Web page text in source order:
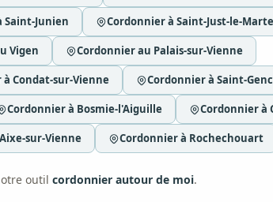
Saint-Junien Cordonnier à Saint-Just-le-
Vigen Cordonnier au Palais-sur-Vienne
Condat-sur-Vienne Cordonnier à Saint-
Cordonnier à Bosmie-l'Aiguille Cordonnier à
sur-Vienne Cordonnier à Rochechouart
outil cordonnier autour de moi.